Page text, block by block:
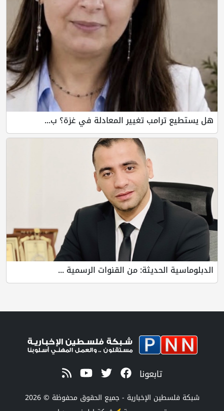
هل يستطيع ترامب تغيير المعادلة في غزة؟ ب...
الدبلوماسية الحديثة: من القنوات الرسمية ...
تابعونا
شبكة فلسطين الإخبارية - جميع الحقوق محفوظة © 2026